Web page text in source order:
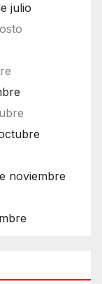
julio
noviembre